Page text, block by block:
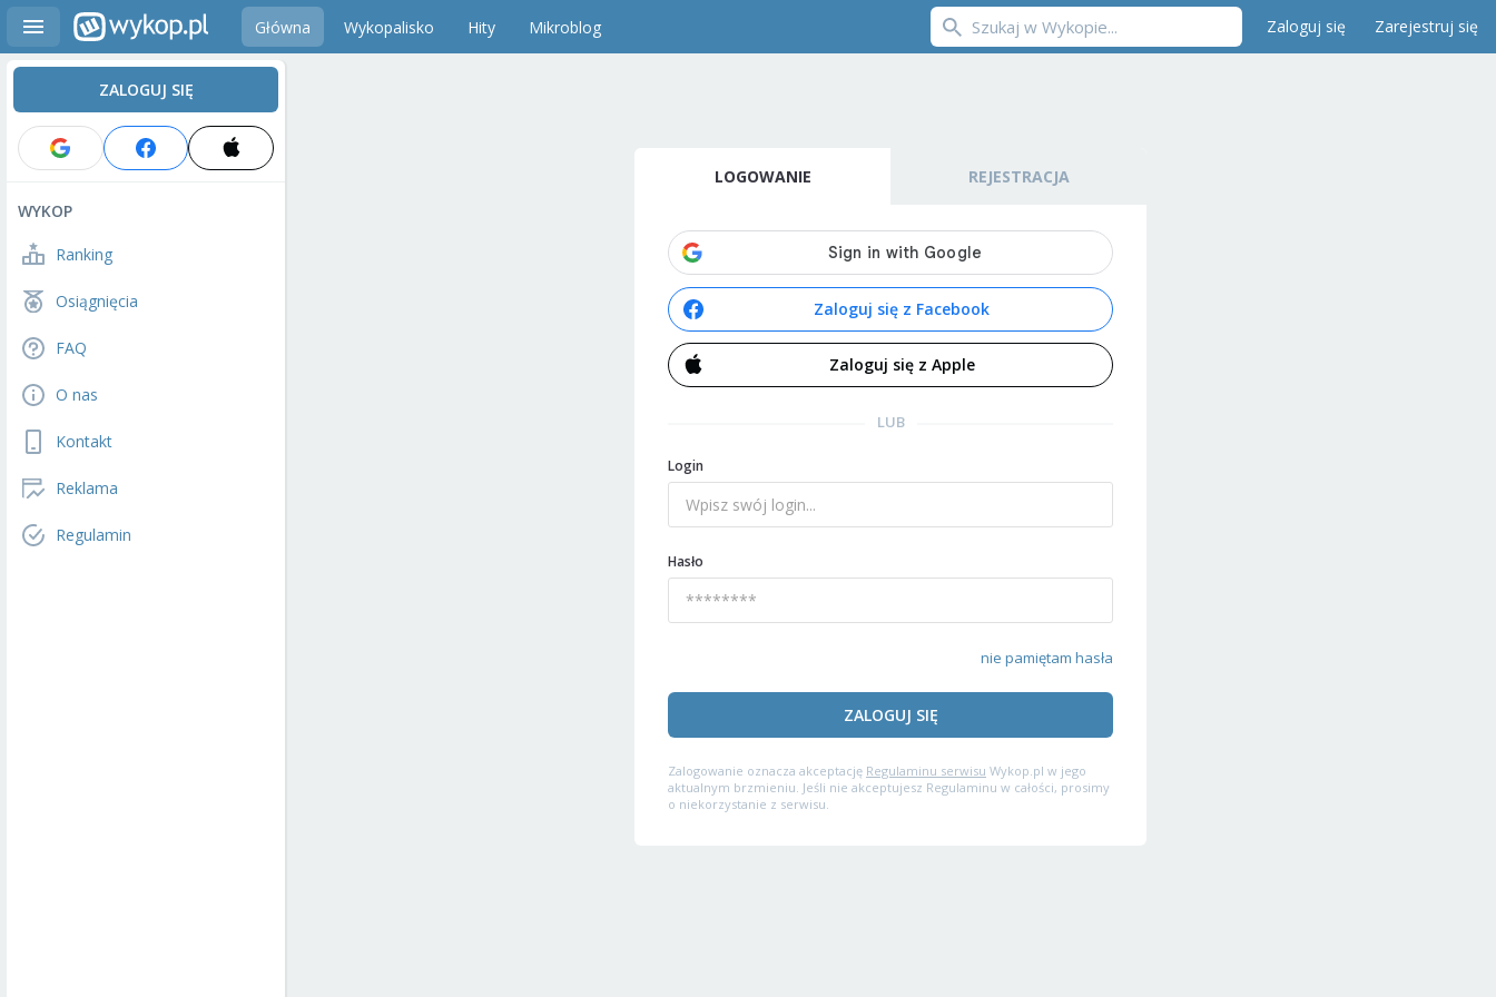
Główna Wykopalisko Hity Mikroblog Zaloguj się Zarejestruj się
ZALOGUJ SIĘ
WYKOP
Ranking
Osiągnięcia
FAQ
O nas
Kontakt
Reklama
Regulamin
LOGOWANIE REJESTRACJA
Zaloguj się z Facebook
Zaloguj się z Apple
LUB
Login
Hasło
nie pamiętam hasła
ZALOGUJ SIĘ
Zalogowanie oznacza akceptację Regulaminu serwisu Wykop.pl w jego
aktualnym brzmieniu. Jeśli nie akceptujesz Regulaminu w całości, prosimy
o niekorzystanie z serwisu.